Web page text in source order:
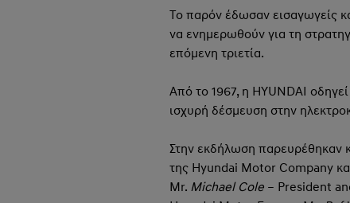
Το παρόν έδωσαν εισαγωγείς
να ενημερωθούν για τη
επόμενη τριετία.
Από το 1967, η HΥUNDAI
ισχυρή δέσμευση στην
Στην εκδήλωση παρευρέθηκαν
της Hyundai Motor Company
Mr. Michael Cole– President